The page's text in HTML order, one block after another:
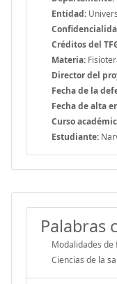
Entidad:
Créditos del
Materia:
Director del
Fecha de la
Fecha de alta
Curso
Estudiante:
Palabras
Modalidades
Ciencias de la